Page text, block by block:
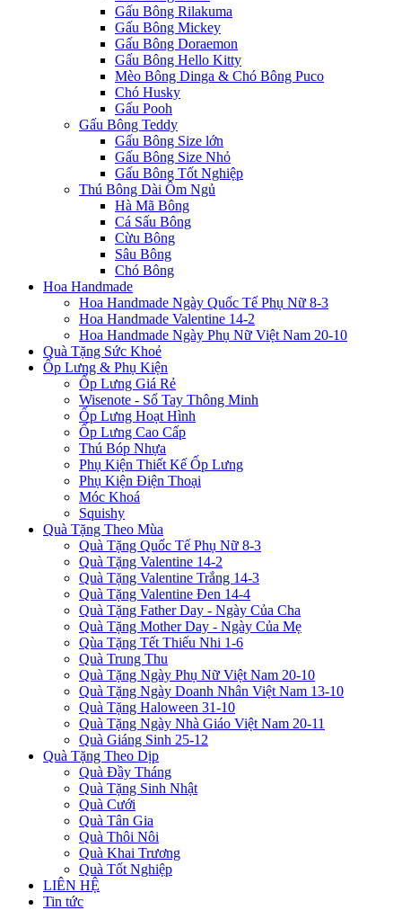
Gấu Bông Rilakuma
Gấu Bông Mickey
Gấu Bông Doraemon
Gấu Bông Hello Kitty
Mèo Bông Dinga & Chó Bông Puco
Chó Husky
Gấu Pooh
Gấu Bông Teddy
Gấu Bông Size lớn
Gấu Bông Size Nhỏ
Gấu Bông Tốt Nghiệp
Thú Bông Dài Ôm Ngủ
Hà Mã Bông
Cá Sấu Bông
Cừu Bông
Sâu Bông
Chó Bông
Hoa Handmade
Hoa Handmade Ngày Quốc Tế Phụ Nữ 8-3
Hoa Handmade Valentine 14-2
Hoa Handmade Ngày Phụ Nữ Việt Nam 20-10
Quà Tặng Sức Khoẻ
Ốp Lưng & Phụ Kiện
Ốp Lưng Giá Rẻ
Wisenote - Sổ Tay Thông Minh
Ốp Lưng Hoạt Hình
Ốp Lưng Cao Cấp
Thú Bóp Nhựa
Phụ Kiện Thiết Kế Ốp Lưng
Phụ Kiện Điện Thoại
Móc Khoá
Squishy
Quà Tặng Theo Mùa
Quà Tặng Quốc Tế Phụ Nữ 8-3
Quà Tặng Valentine 14-2
Quà Tặng Valentine Trắng 14-3
Quà Tặng Valentine Đen 14-4
Quà Tặng Father Day - Ngày Của Cha
Quà Tặng Mother Day - Ngày Của Mẹ
Qùa Tặng Tết Thiếu Nhi 1-6
Quà Trung Thu
Quà Tặng Ngày Phụ Nữ Việt Nam 20-10
Quà Tặng Ngày Doanh Nhân Việt Nam 13-10
Quà Tặng Haloween 31-10
Quà Tặng Ngày Nhà Giáo Việt Nam 20-11
Quà Giáng Sinh 25-12
Quà Tặng Theo Dịp
Quà Đầy Tháng
Quà Tặng Sinh Nhật
Quà Cưới
Quà Tân Gia
Quà Thôi Nôi
Quà Khai Trương
Quà Tốt Nghiệp
LIÊN HỆ
Tin tức